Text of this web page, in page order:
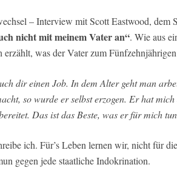
– Interview mit Scott Eastwood, dem
nicht mit meinem Vater an“. Wie aus
erzählt, was der Vater zum
dir einen Job. In dem Alter geht man
so wurde er selbst erzogen. Er hat
Das ist das Beste, was er für mich
ich. Für’s Leben lernen wir, nicht für
gegen jede staatliche Indokrination.